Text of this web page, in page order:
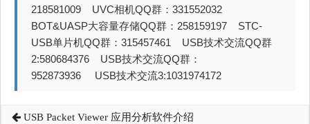
218581009 UVC相机QQ群：331552032
BOT&UASP大容量存储QQ群：258159197 STC-
USB单片机QQ群：315457461 USB技术交流QQ群
2:580684376 USB技术交流QQ群：
952873936 USB技术交流3:1031974172
USB Packet Viewer 应用分析软件介绍